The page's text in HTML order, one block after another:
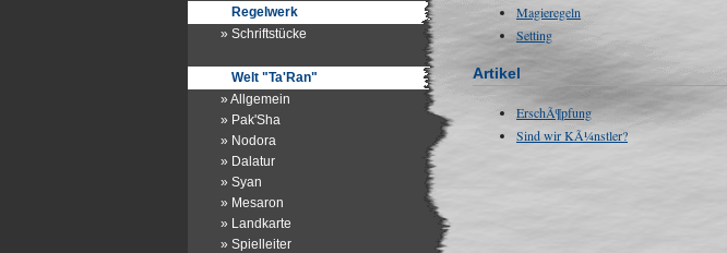
Regelwerk
» Schriftstücke
Welt "Ta'Ran"
» Allgemein
» Pak'Sha
» Nodora
» Dalatur
» Syan
» Mesaron
» Landkarte
» Spielleiter
Magieregeln
Setting
Artikel
ErschÃ¶pfung
Sind wir KÃ¼nstler?